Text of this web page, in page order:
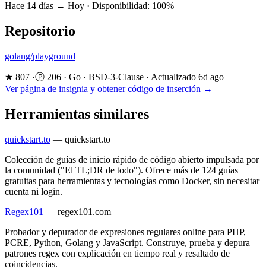
Hace 14 días → Hoy · Disponibilidad: 100%
Repositorio
golang/playground
★ 807 ·Ⓟ 206 · Go · BSD-3-Clause · Actualizado 6d ago
Ver página de insignia y obtener código de inserción →
Herramientas similares
quickstart.to — quickstart.to
Colección de guías de inicio rápido de código abierto impulsada por
la comunidad ("El TL;DR de todo"). Ofrece más de 124 guías
gratuitas para herramientas y tecnologías como Docker, sin necesitar
cuenta ni login.
Regex101 — regex101.com
Probador y depurador de expresiones regulares online para PHP,
PCRE, Python, Golang y JavaScript. Construye, prueba y depura
patrones regex con explicación en tiempo real y resaltado de
coincidencias.